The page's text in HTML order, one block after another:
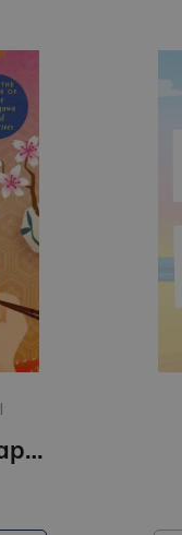
The Menu of Happiness